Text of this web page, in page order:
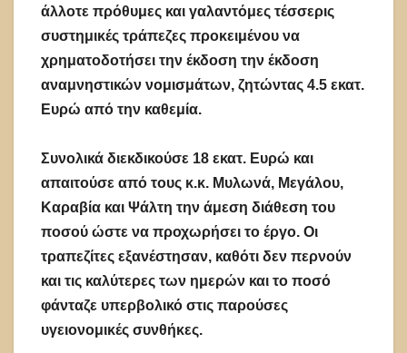
άλλοτε πρόθυμες και γαλαντόμες τέσσερις
συστημικές τράπεζες προκειμένου να
χρηματοδοτήσει την έκδοση την έκδοση
αναμνηστικών νομισμάτων, ζητώντας 4.5 εκατ.
Ευρώ από την καθεμία.
Συνολικά διεκδικούσε 18 εκατ. Ευρώ και
απαιτούσε από τους κ.κ. Μυλωνά, Μεγάλου,
Καραβία και Ψάλτη την άμεση διάθεση του
ποσού ώστε να προχωρήσει το έργο. Οι
τραπεζίτες εξανέστησαν, καθότι δεν περνούν
και τις καλύτερες των ημερών και το ποσό
φάνταζε υπερβολικό στις παρούσες
υγειονομικές συνθήκες.